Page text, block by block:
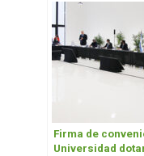
Firma de
Universidad